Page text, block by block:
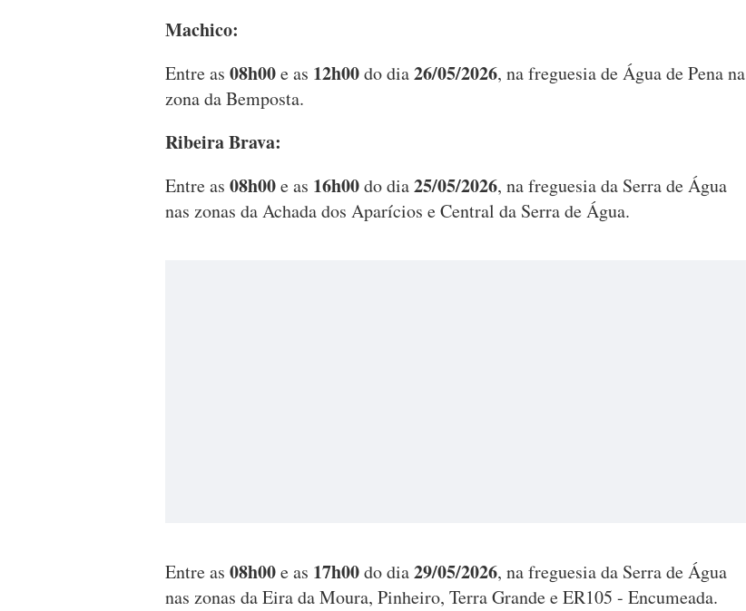
Machico:
Entre as 08h00e as 12h00do dia26/05/2026, na freguesia de Água de Pena na
zona da Bemposta.
Ribeira Brava:
Entre as 08h00e as 16h00do dia25/05/2026, na freguesia da Serra de Água
nas zonas da Achada dos Aparícios e Central da Serra de Água.
Entre as 08h00e as 17h00do dia29/05/2026, na freguesia da Serra de Água
nas zonas da Eira da Moura, Pinheiro, Terra Grande e ER105 - Encumeada.